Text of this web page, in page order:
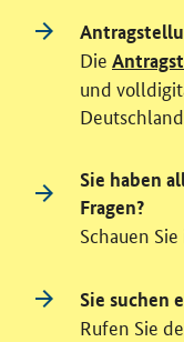
Die
und
Deutschland.
Sie haben
Fragen?
Schauen
Sie suchen
Rufen Sie